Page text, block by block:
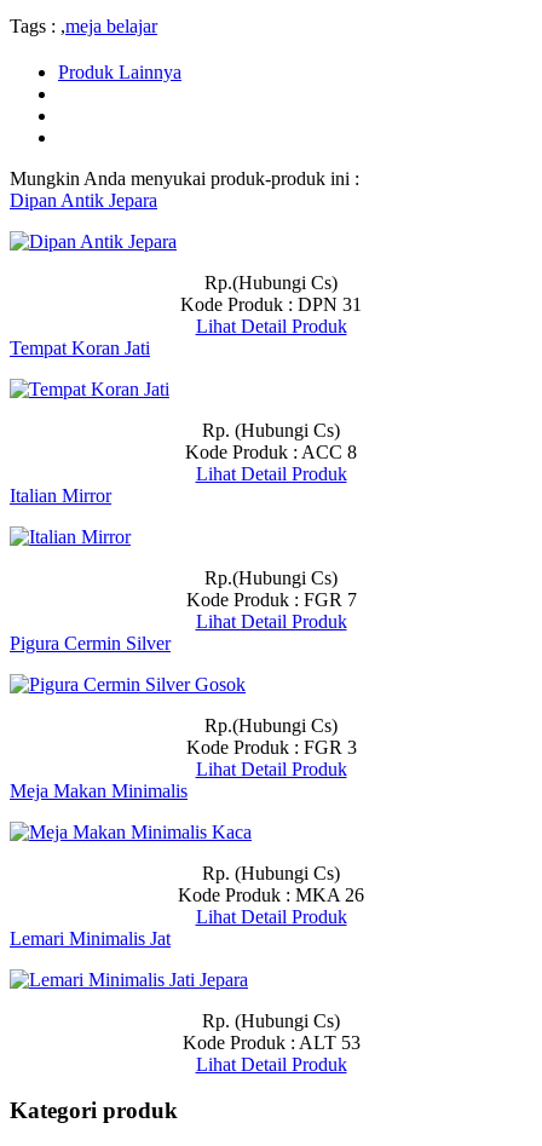
Tags : ,meja belajar
Produk Lainnya
Mungkin Anda menyukai produk-produk ini :
Dipan Antik Jepara
Rp.(Hubungi Cs)
Kode Produk : DPN 31
Lihat Detail Produk
Tempat Koran Jati
Rp. (Hubungi Cs)
Kode Produk : ACC 8
Lihat Detail Produk
Italian Mirror
Rp.(Hubungi Cs)
Kode Produk : FGR 7
Lihat Detail Produk
Pigura Cermin Silver
Rp.(Hubungi Cs)
Kode Produk : FGR 3
Lihat Detail Produk
Meja Makan Minimalis
Rp. (Hubungi Cs)
Kode Produk : MKA 26
Lihat Detail Produk
Lemari Minimalis Jat
Rp. (Hubungi Cs)
Kode Produk : ALT 53
Lihat Detail Produk
Kategori produk